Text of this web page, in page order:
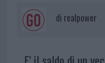
di realpower